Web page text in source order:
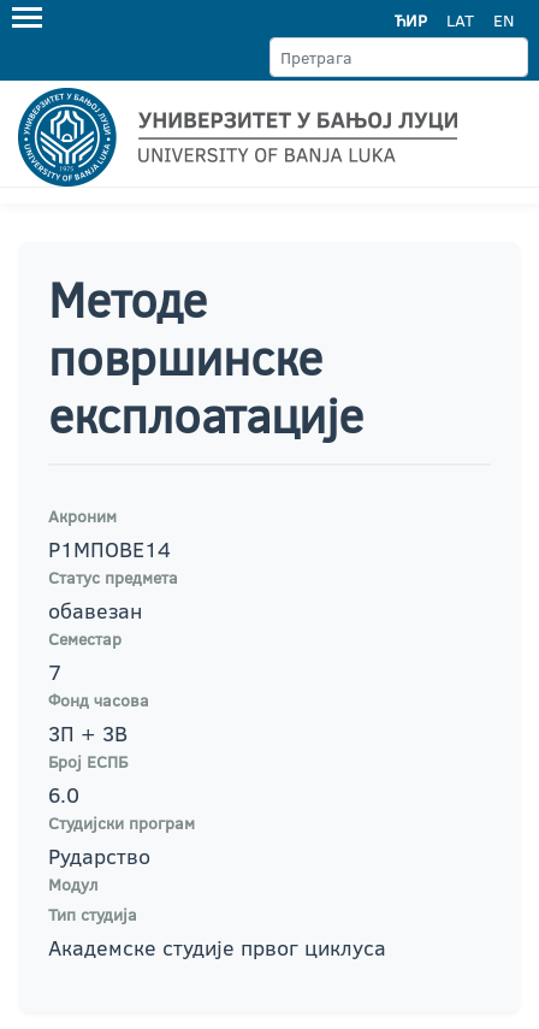
ЋИР LAT EN
Методе
површинске
експлоатације
Акроним
Р1МПОВЕ14
Статус предмета
обавезан
Семестар
7
Фонд часова
3П + 3В
Број ЕСПБ
6.0
Студијски програм
Рударство
Модул
Тип студија
Академске студије првог циклуса